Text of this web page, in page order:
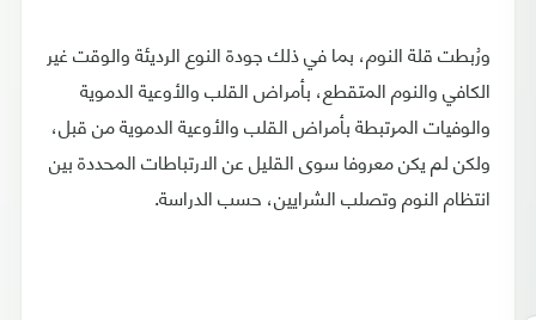
ورُبطت قلة النوم، بما في ذلك جودة النوع الرديئة والوقت غير
الكافي والنوم المتقطع، بأمراض القلب والأوعية الدموية
والوفيات المرتبطة بأمراض القلب والأوعية الدموية من قبل،
ولكن لم يكن معروفا سوى القليل عن الارتباطات المحددة بين
انتظام النوم وتصلب الشرايين، حسب الدراسة.